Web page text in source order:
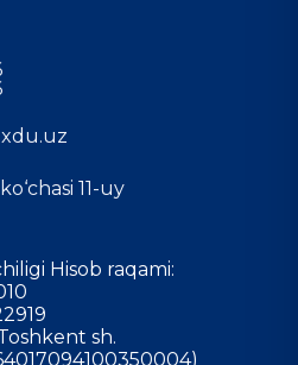
11-uy
Hisob raqami:
sh.